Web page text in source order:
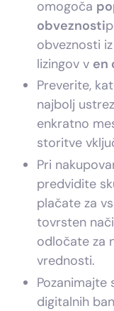
omogoča
obveznosti
obveznosti
lizingov v en
Preverite,
najbolj
enkratno
storitve
Pri
predvidite
plačate za
tovrsten
odločate za
vrednosti.
Pozanimajte
digitalnih